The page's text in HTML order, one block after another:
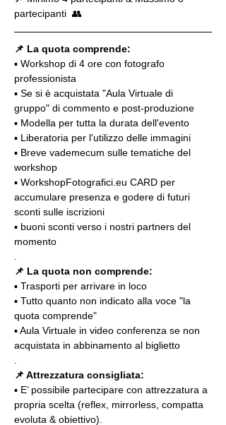
partecipanti  👥
📌 La quota comprende:
▪️ Workshop di 4 ore con fotografo
professionista
▪️ Se si è acquistata "Aula Virtuale di
gruppo" di commento e post-produzione
▪️ Modella per tutta la durata dell'evento
▪️ Liberatoria per l'utilizzo delle immagini
▪️ Breve vademecum sulle tematiche del
workshop
▪️ WorkshopFotografici.eu CARD per
accumulare presenza e godere di futuri
sconti sulle iscrizioni
▪️ buoni sconti verso i nostri partners del
momento
📌 La quota non comprende:
▪️ Trasporti per arrivare in loco
▪️ Tutto quanto non indicato alla voce "la
quota comprende"
▪️ Aula Virtuale in video conferenza se non
acquistata in abbinamento al biglietto
📌 Attrezzatura consigliata:
▪️ E’ possibile partecipare con attrezzatura a
propria scelta (reflex, mirrorless, compatta
evoluta & obiettivo).